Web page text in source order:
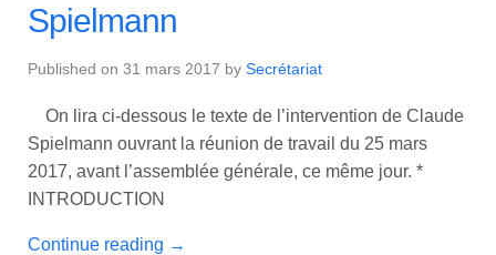
Spielmann
Published on 31 mars 2017 by Secrétariat
On lira ci-dessous le texte de l’intervention de Claude
Spielmann ouvrant la réunion de travail du 25 mars
2017, avant l’assemblée générale, ce même jour. *
INTRODUCTION
Continue reading →